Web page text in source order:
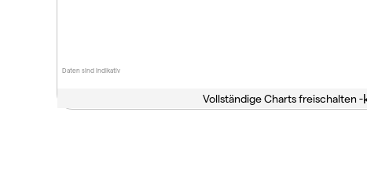
Daten sind indikativ
Vollständige Charts freischalten -